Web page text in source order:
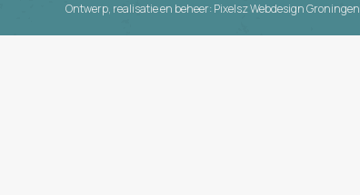
Ontwerp, realisatie en beheer: Pixelsz Webdesign Groningen